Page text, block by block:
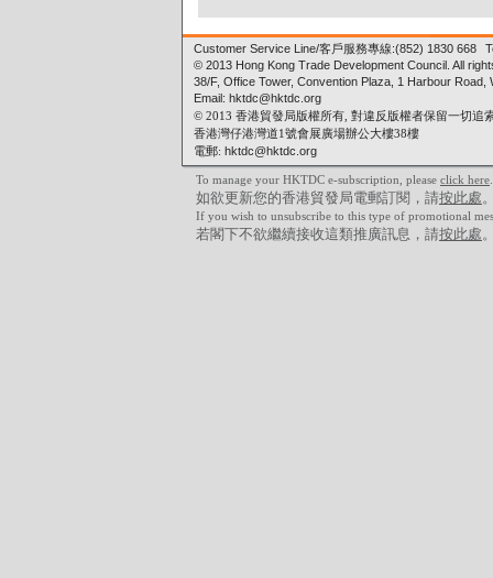
Customer Service Line/客戶服務專線:(852) 1830 668
© 2013 Hong Kong Trade Development Council. All
38/F, Office Tower, Convention Plaza, 1 Harbour Road,
Email: hktdc@hktdc.org
© 2013 香港貿發局版權所有, 對違反版權者保留一切追
香港灣仔港灣道1號會展廣場辦公大樓38樓
電郵: hktdc@hktdc.org
To manage your HKTDC e-subscription, please click here
如欲更新您的香港貿發局電郵訂閱，請按此處
If you wish to unsubscribe to this type of promotional
若閣下不欲繼續接收這類推廣訊息，請按此處